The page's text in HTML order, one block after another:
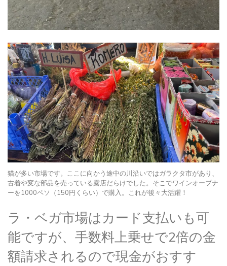
猫が多い市場です。ここに向かう途中の川沿いではガラクタ市があり、
古着や変な部品を売っている露店だらけでした。そこでワインオープナ
ーを1000ペソ（150円くらい）で購入。これが後々大活躍！
ラ・ベガ市場はカード支払いも可
能ですが、手数料上乗せで2倍の金
額請求されるので現金がおすす